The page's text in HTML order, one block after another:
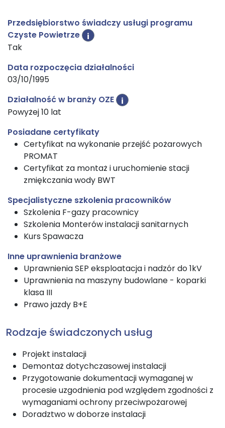
Przedsiębiorstwo świadczy usługi programu
Czyste Powietrze
i
Tak
Data rozpoczęcia działalności
03/10/1995
Działalność w branży OZE
i
Powyżej 10 lat
Posiadane certyfikaty
Certyfikat na wykonanie przejść pożarowych
PROMAT
Certyfikat za montaż i uruchomienie stacji
zmiękczania wody BWT
Specjalistyczne szkolenia pracowników
Szkolenia F-gazy pracownicy
Szkolenia Monterów instalacji sanitarnych
Kurs Spawacza
Inne uprawnienia branżowe
Uprawnienia SEP eksploatacja i nadzór do 1kV
Uprawnienia na maszyny budowlane - koparki
klasa III
Prawo jazdy B+E
Rodzaje świadczonych usług
Projekt instalacji
Demontaż dotychczasowej instalacji
Przygotowanie dokumentacji wymaganej w
procesie uzgodnienia pod względem zgodności z
wymaganiami ochrony przeciwpożarowej
Doradztwo w doborze instalacji